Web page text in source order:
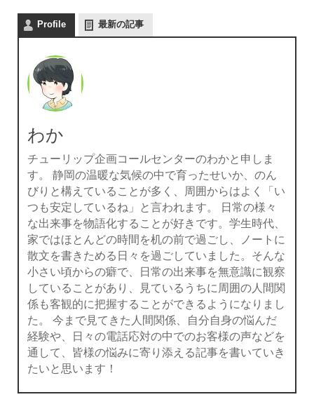
Profile 最新の記事
わか
チューリップ企画コールセンターのわかと申しま
す。 静岡の温暖な気候の中で育ったせいか、のん
びりと構えていることが多く、周囲からはよく「い
つも安定しているね」と言われます。 日常の様々
な出来事を物語化することが好きです。学生時代、
家ではほとんどの時間を机の前で過ごし、ノートに
散文を書きためる日々を過ごしていました。そんな
小さい頃からの癖で、日常の出来事を無意識に観察
していることがあり、見ているうちに周囲の人間関
係も客観的に把握することができるようになりまし
た。 今まで見てきた人間関係、自分自身の悩んだ
経験や、日々の電話応対の中でのお客様の声などを
通して、皆様の悩みに寄り添える記事を書いていき
たいと思います！